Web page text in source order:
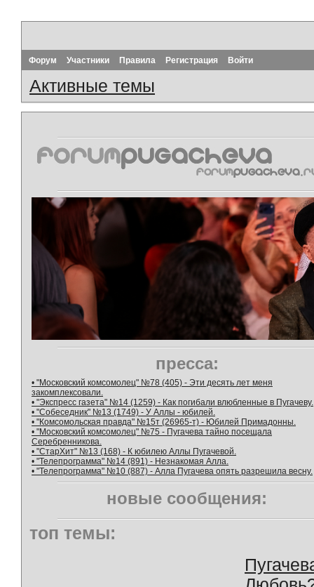
Форум Участники Правила Регистрация Войти
Активные темы
пресса:
• "Московский комсомолец" №78 (405) - Эти десять лет меня
закомплексовали.
• "Экспресс газета" №14 (1259) - Как погибали влюбленные в Пугачеву.
• "Собеседник" №13 (1749) - У Аллы - юбилей.
• "Комсомольская правда" №15т (26965-т) - Юбилей Примадонны.
• "Московский комсомолец" №75 - Пугачева тайно посещала
Серебренникова.
• "СтарХит" №13 (168) - К юбилею Аллы Пугачевой.
• "Телепрограмма" №14 (891) - Незнакомая Алла.
• "Телепрограмма" №10 (887) - Алла Пугачева опять разрешила весну.
новые сообщения:
топ темы: